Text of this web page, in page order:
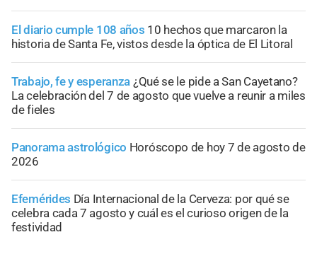
El diario cumple 108 años 10 hechos que marcaron la
historia de Santa Fe, vistos desde la óptica de El Litoral
Trabajo, fe y esperanza ¿Qué se le pide a San Cayetano?
La celebración del 7 de agosto que vuelve a reunir a miles
de fieles
Panorama astrológico Horóscopo de hoy 7 de agosto de
2026
Efemérides Día Internacional de la Cerveza: por qué se
celebra cada 7 agosto y cuál es el curioso origen de la
festividad